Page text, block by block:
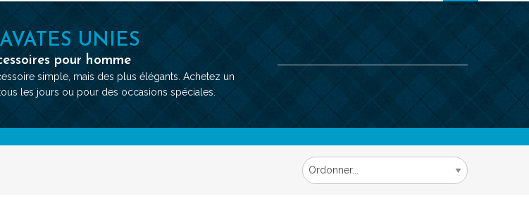
UNIES
pour homme
simple, mais des plus élégants. Achetez un
les jours ou pour des occasions spéciales.